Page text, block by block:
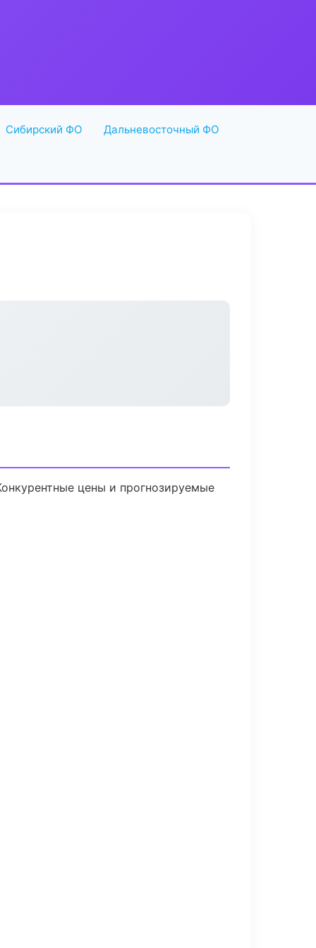
Сибирский ФО Дальневосточный ФО
цены и прогнозируемые